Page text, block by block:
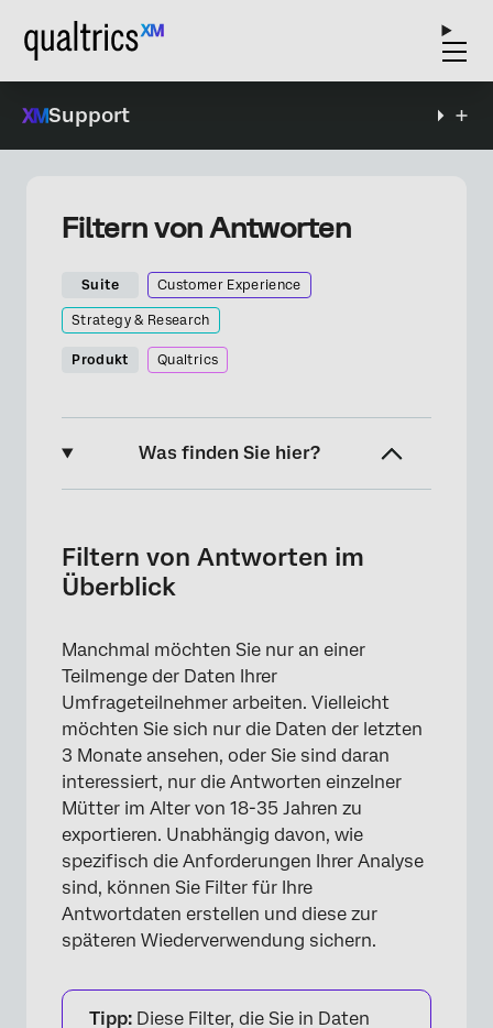
Support
Filtern von Antworten
Suite Customer Experience
Strategy & Research
Produkt Qualtrics
Was finden Sie hier?
Hinzufügen von Filtern
Filter sichern
Herunterladen von gefiltertem Inhalt
Felder, nach denen Sie filtern können
Grundlagen der Bedingungserstellung
Konditionen und Bedingung
Alle vs. Beliebig
Verschachteln von Logik
Liste der Operatoren
Filtern von Antworten in verschiedenen
FAQs
Filtern von Antworten im
Überblick
Manchmal möchten Sie nur an einer
Teilmenge der Daten Ihrer
Umfrageteilnehmer arbeiten. Vielleicht
möchten Sie sich nur die Daten der letzten
3 Monate ansehen, oder Sie sind daran
interessiert, nur die Antworten einzelner
Mütter im Alter von 18-35 Jahren zu
exportieren. Unabhängig davon, wie
spezifisch die Anforderungen Ihrer Analyse
sind, können Sie Filter für Ihre
Antwortdaten erstellen und diese zur
späteren Wiederverwendung sichern.
Tipp: Diese Filter, die Sie in Daten